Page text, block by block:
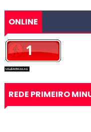
ONLINE
REDE PRIMEIRO